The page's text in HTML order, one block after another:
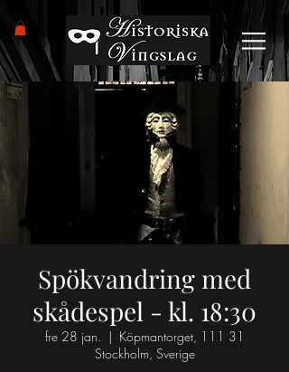
Spökvandring med
skådespel - kl. 18:30
fre 28 jan.
  |
Köpmantorget, 111 31
Stockholm, Sverige